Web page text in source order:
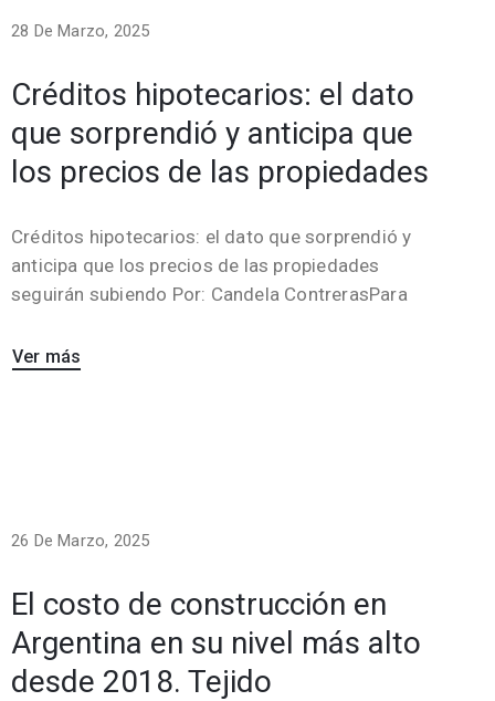
28 De Marzo, 2025
Créditos hipotecarios: el dato
que sorprendió y anticipa que
los precios de las propiedades
Créditos hipotecarios: el dato que sorprendió y
anticipa que los precios de las propiedades
seguirán subiendo Por: Candela ContrerasPara
Ver más
26 De Marzo, 2025
El costo de construcción en
Argentina en su nivel más alto
desde 2018. Tejido